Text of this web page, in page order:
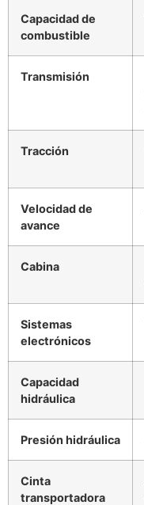
Capacidad de
combustible
Transmisión
Tracción
Velocidad de
avance
Cabina
Sistemas
electrónicos
Capacidad
hidráulica
Presión hidráulica
Cinta
transportadora